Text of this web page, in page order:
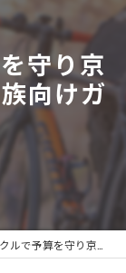
守り京
向けガ
り京都府観光を満喫する家族向けガイド